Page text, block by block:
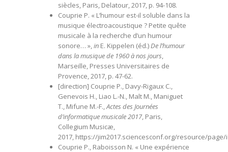
siècles, Paris, Delatour, 2017, p. 94-108.
Couprie P. « L’humour est-il soluble dans la
musique électroacoustique ? Petite quête
musicale à la recherche d’un humour
sonore… »,in E. Kippelen (éd.)De l’humour
dans la musique de 1960 à nos jours,
Marseille, Presses Universitaires de
Provence, 2017, p. 47-62.
[direction] Couprie P., Davy-Rigaux C.,
Genevois H., Liao L.-N., Malt M., Maniguet
T., Mifune M.-F.,Actes des Journées
d’informatique musicale 2017, Paris,
Collegium Musicæ,
2017, https://jim2017.sciencesconf.org/resource/page/
Couprie P., Raboisson N. « Une expérience